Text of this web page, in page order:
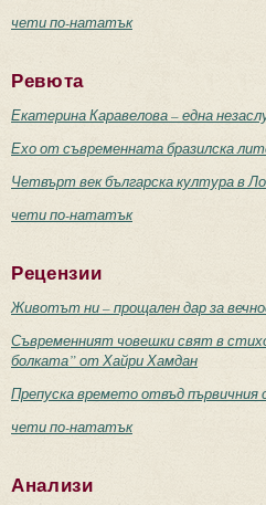
чети по-нататък
Ревюта
Екатерина Каравелова – една
Ехо от съвременната бразилска
Четвърт век българска култура в
чети по-нататък
Рецензии
Животът ни – прощален дар за
Съвременният човешки свят в
болката” от Хайри Хамдан
Препуска времето отвъд първичния
чети по-нататък
Анализи